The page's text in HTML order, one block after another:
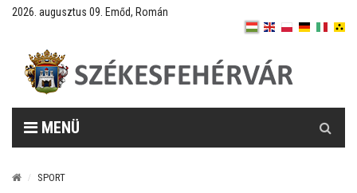
2026. augusztus 09. Emőd, Román
MENÜ
SPORT